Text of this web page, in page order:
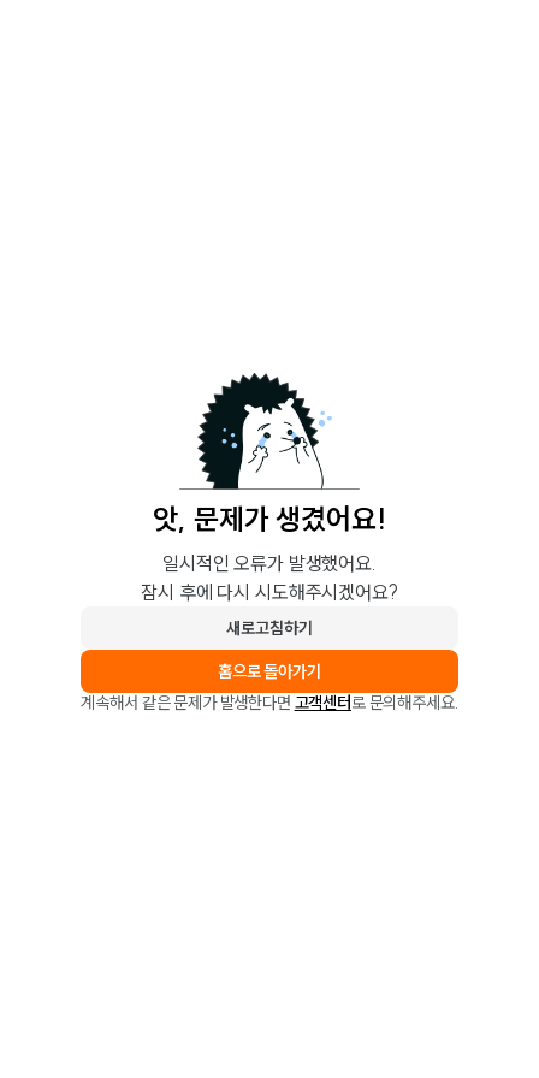
앗, 문제가 생겼어요!
일시적인 오류가 발생했어요.
잠시 후에 다시 시도해주시겠어요?
새로고침하기
홈으로 돌아가기
계속해서 같은 문제가 발생한다면 고객센터로 문의해주세요.